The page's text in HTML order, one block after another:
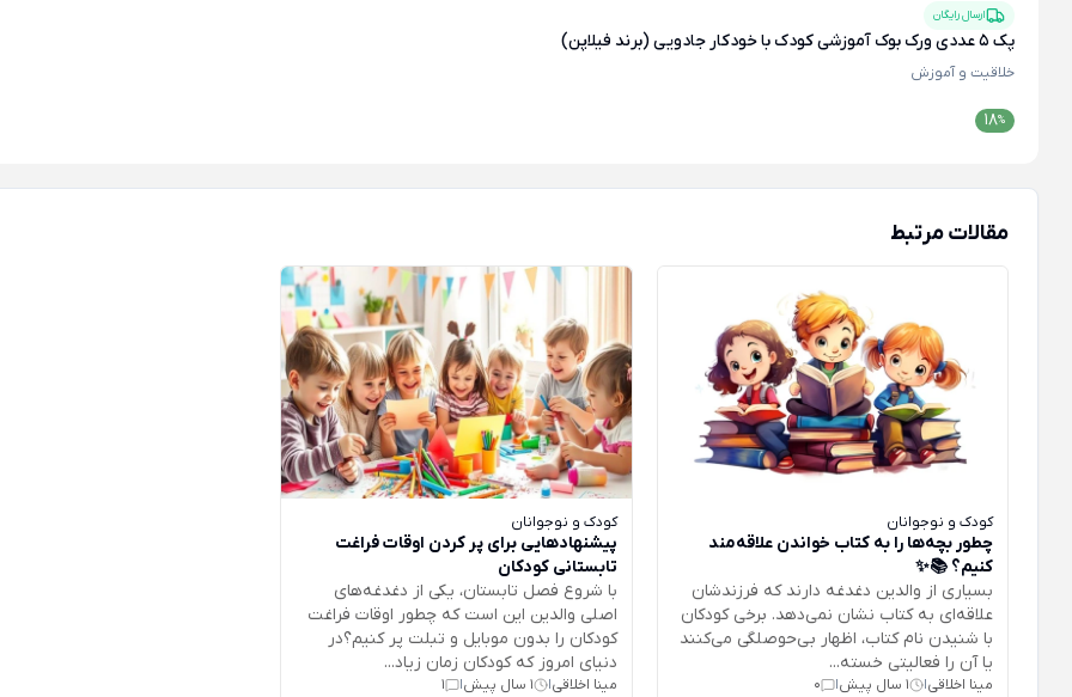
ارسال رایگان
پک 5 عددی ورک بوک آموزشی کودک با خودکار جادویی (برند فیلاپن)
خلاقیت و آموزش
%
18
مقالات مرتبط
کودک و نوجوانان
چطور بچه‌ها را به کتاب خواندن علاقه‌مند
کنیم؟ 📚✨
بسیاری از والدین دغدغه دارند که فرزندشان
علاقه‌ای به کتاب نشان نمی‌دهد. برخی کودکان
با شنیدن نام کتاب، اظهار بی‌حوصلگی می‌کنند
یا آن را فعالیتی خسته‌...
مینا اخلاقی| 1 سال پیش |
0
کودک و نوجوانان
پیشنهادهایی برای پر کردن اوقات فراغت
تابستانی کودکان
با شروع فصل تابستان، یکی از دغدغه‌های
اصلی والدین این است که چطور اوقات فراغت
کودکان را بدون موبایل و تبلت پر کنیم؟در
دنیای امروز که کودکان زمان زیاد...
مینا اخلاقی| 1 سال پیش |
1